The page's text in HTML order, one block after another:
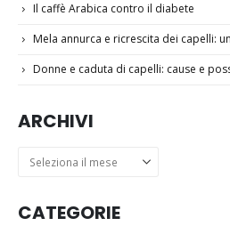
Il caffè Arabica contro il diabete
Mela annurca e ricrescita dei capelli:
Donne e caduta di capelli: cause e
ARCHIVI
Archivi
CATEGORIE